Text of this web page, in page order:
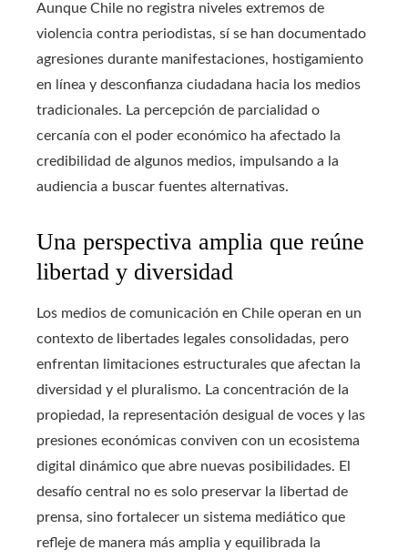
Aunque Chile no registra niveles extremos de
violencia contra periodistas, sí se han documentado
agresiones durante manifestaciones, hostigamiento
en línea y desconfianza ciudadana hacia los medios
tradicionales. La percepción de parcialidad o
cercanía con el poder económico ha afectado la
credibilidad de algunos medios, impulsando a la
audiencia a buscar fuentes alternativas.
Una perspectiva amplia que reúne
libertad y diversidad
Los medios de comunicación en Chile operan en un
contexto de libertades legales consolidadas, pero
enfrentan limitaciones estructurales que afectan la
diversidad y el pluralismo. La concentración de la
propiedad, la representación desigual de voces y las
presiones económicas conviven con un ecosistema
digital dinámico que abre nuevas posibilidades. El
desafío central no es solo preservar la libertad de
prensa, sino fortalecer un sistema mediático que
refleje de manera más amplia y equilibrada la